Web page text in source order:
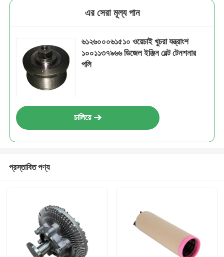
এর সেরা মূল্য পান
৬১২৬০০০৬১৫১০ ওয়েচাই খুচরা যন্ত্রাংশ
১০০১১৩৭৯৬৬ ডিজেল ইঞ্জিন বেল্ট টেনশনার
পলি
চালিয়ে
প্রস্তাবিত পণ্য